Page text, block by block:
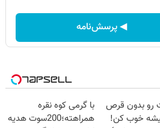
◀ پرسش‌نامه
رو بدون قرص
خوب کن!
با گرمی کوه نقره
همراهته؛200سوت هدیه